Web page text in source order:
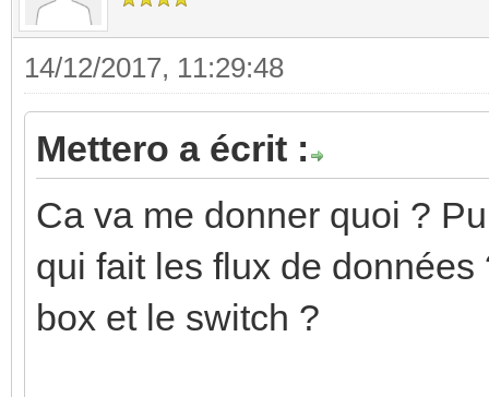
14/12/2017, 11:29:48
Mettero a écrit :
Ca va me donner quoi ?
qui fait les flux de
box et le switch ?